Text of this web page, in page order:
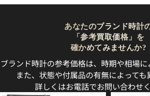
あなたのブランド時計
「参考買取価格」を
確かめてみませんか?
ブランド時計の参考価格は、時期や相場に
また、状態や付属品の有無によって
詳しくはお電話でお問い合わせく